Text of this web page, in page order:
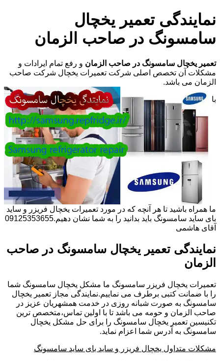
نمایندگی تعمیر یخچال
سامسونگ در صاحب الزمان
تعمیر یخچال سامسونگ در صاحب الزمان و رفع تمام ایرادات و
مشکلات آن تخصص اصلی شرکت تعمیرات یخچال شرکت صاحب
الزمان می باشد.
با
ما همراه باشید تا هر آنچه که در مورد تعمیرات یخچال فریزر و ساید
بای ساید سامسونگ باید بدانید را به شما نشان دهیم.09125353655
آقای هاشمی
نمایندگی تعمیر یخچال سامسونگ در صاحب
الزمان
تعمیرات یخچال فریزر سامسونگ ما مشکل یخچال سامسونگ شما
را با ضمانت کتبی برطرف می نماییم.نمایندگی مجاز تعمیر یخچال
سامسونگ به صورت شبانه روزی در خدمت همشهریان عزیز در
صاحب الزمان و حومه می باشد تا با اولین تماس،متخصص ترین
تکنیسین تعمیر یخچال سامسونگ را برای حل مشکل یخچال
سامسونگ به آدرس شما اعزام نماید.
مشکلات متداول یخچال فریزر و ساید بای ساید سامسونگ